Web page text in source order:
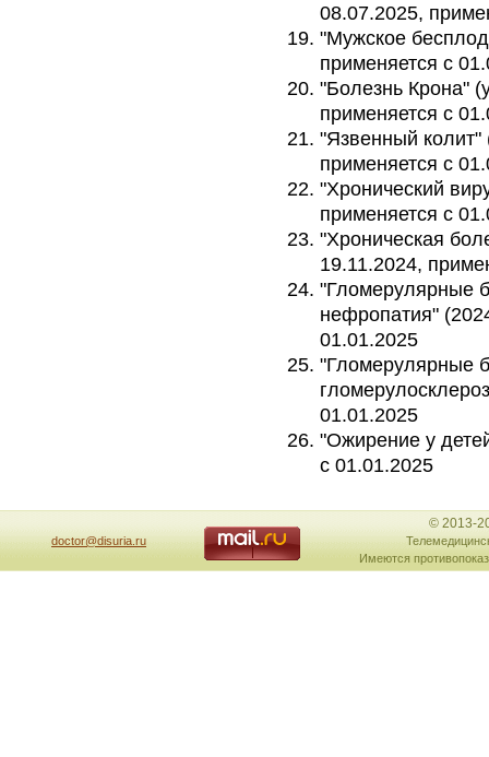
08.07.2025,
"Мужское
применяется с
"Болезнь Крона"
применяется с
"Язвенный колит"
применяется с
"Хронический
применяется с
"Хроническая
19.11.2024,
"Гломерулярные
нефропатия"
01.01.2025
"Гломерулярные
01.01.2025
"Ожирение у
с 01.01.2025
doctor@disuria.ru
© 2013-
Имеются